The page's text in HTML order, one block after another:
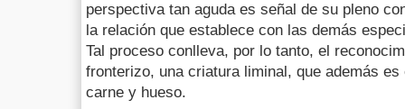
perspectiva tan aguda es señal de su pleno
la relación que establece con las demás
Tal proceso conlleva, por lo tanto, el
fronterizo, una criatura liminal, que además
carne y hueso.